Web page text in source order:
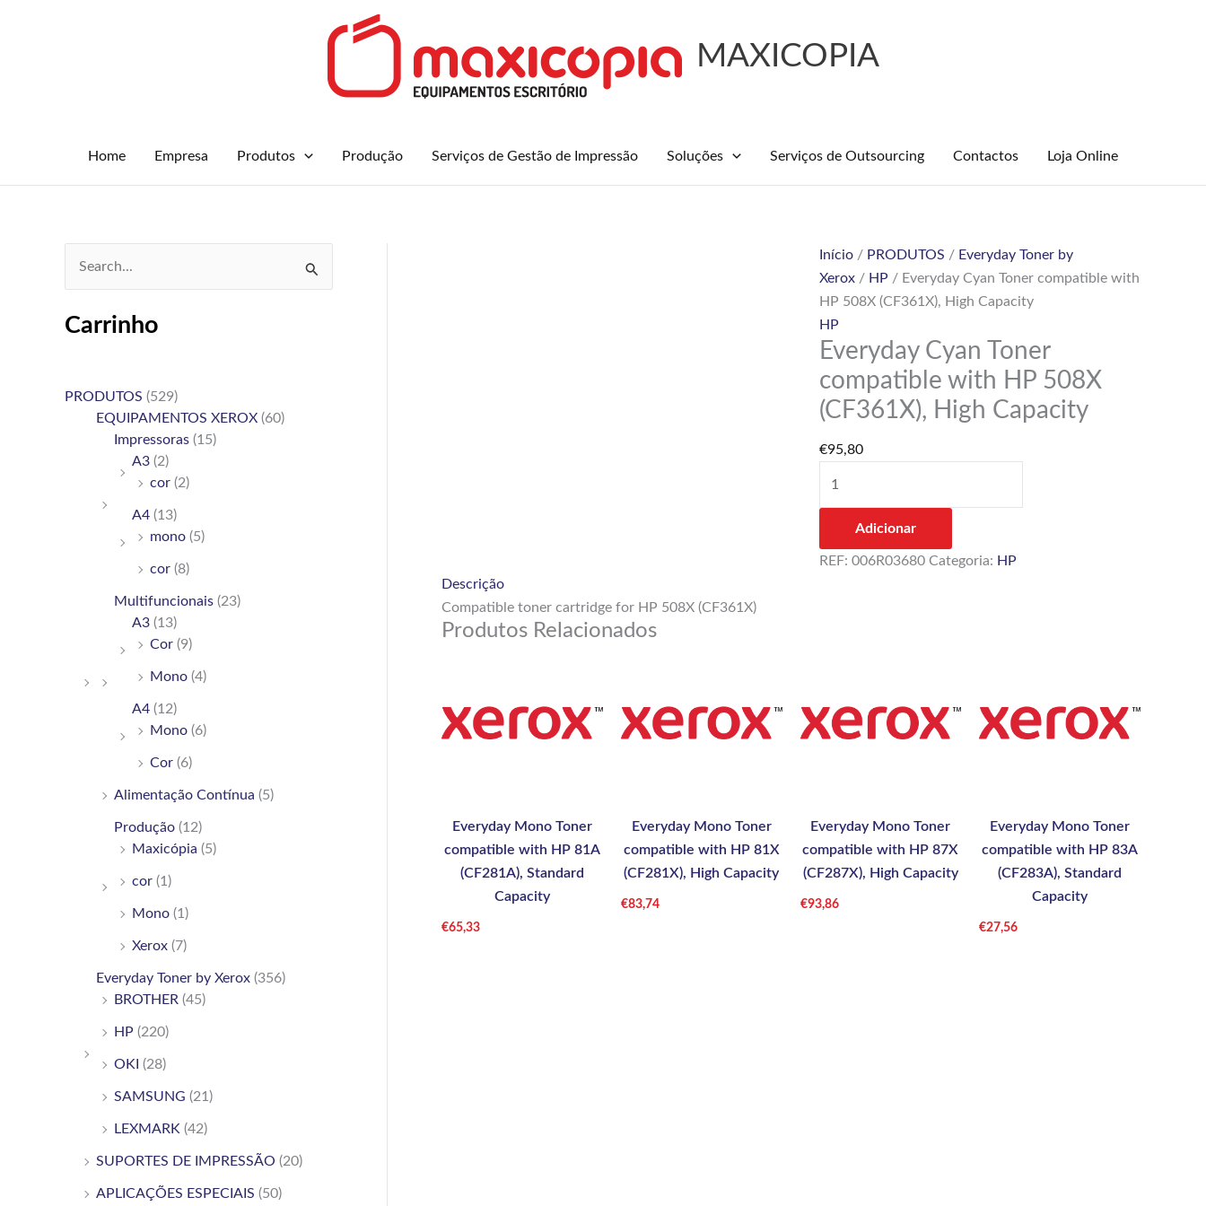
MAXICOPIA
Home Empresa Produtos Produção Serviços de Gestão de Impressão Soluções Serviços de Outsourcing Contactos Loja Online
a
Carrinho
PRODUTOS (529)
EQUIPAMENTOS XEROX (60)
Impressoras (15)
A3 (2)
cor (2)
A4 (13)
mono (5)
cor (8)
Multifuncionais (23)
A3 (13)
Cor (9)
Mono (4)
A4 (12)
Mono (6)
Cor (6)
Alimentação Contínua (5)
Produção (12)
Maxicópia (5)
cor (1)
Mono (1)
Xerox (7)
Everyday Toner by Xerox (356)
BROTHER (45)
HP (220)
OKI (28)
SAMSUNG (21)
LEXMARK (42)
SUPORTES DE IMPRESSÃO (20)
APLICAÇÕES ESPECIAIS (50)
Início/ PRODUTOS / Everyday Toner by
Xerox/ HP / Everyday Cyan Toner compatible with
HP 508X (CF361X), High Capacity
HP
Everyday Cyan Toner
compatible with HP 508X
(CF361X), High Capacity
€95,80
Quantidade
de
Everyday
Cyan
Toner
HP
(CF361X),
High
Capacity
Adicionar
REF: 006R03680 Categoria: HP
Descrição
Compatible toner cartridge for HP 508X (CF361X)
Produtos Relacionados
Everyday Mono Toner
compatible with HP 81A
(CF281A), Standard
Capacity
€65,33
Everyday Mono Toner
compatible with HP 81X
(CF281X), High Capacity
€83,74
Everyday Mono Toner
compatible with HP 87X
(CF287X), High Capacity
€93,86
Everyday Mono Toner
compatible with HP 83A
(CF283A), Standard
Capacity
€27,56